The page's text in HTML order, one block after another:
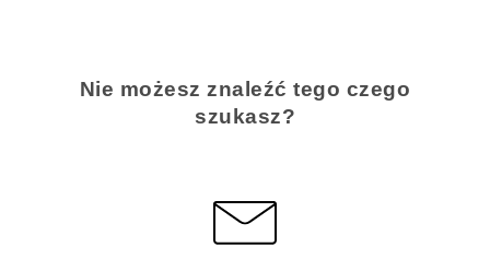
Nie możesz znaleźć tego czego
szukasz?